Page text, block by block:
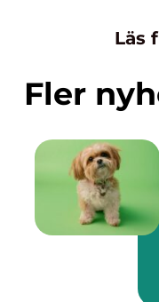
Läs
Fler